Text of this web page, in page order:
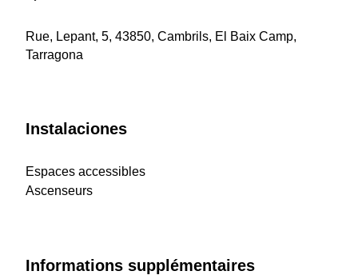
Rue, Lepant, 5, 43850, Cambrils, El Baix Camp,
Tarragona
Instalaciones
Espaces accessibles
Ascenseurs
Informations supplémentaires